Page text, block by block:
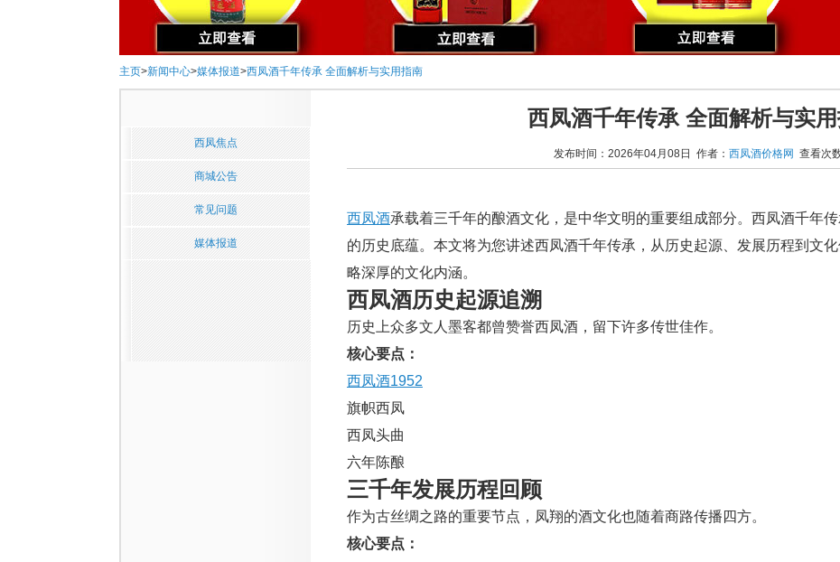
主页>新闻中心>媒体报道>西凤酒千年传承 全面解析与实用指南
西凤焦点
商城公告
常见问题
媒体报道
西凤酒千年传承 全面解析与实
发布时间：2026年04月08日 作者： 西凤酒价格网 查看次
西凤酒承载着三千年的酿酒文化，是中华文明的重要组成部分。西凤酒千年
的历史底蕴。本文将为您讲述西凤酒千年传承，从历史起源、发展历程到文
略深厚的文化内涵。
西凤酒历史起源追溯
历史上众多文人墨客都曾赞誉西凤酒，留下许多传世佳作。
核心要点：
西凤酒1952
旗帜西凤
西凤头曲
六年陈酿
三千年发展历程回顾
作为古丝绸之路的重要节点，凤翔的酒文化也随着商路传播四方。
核心要点：